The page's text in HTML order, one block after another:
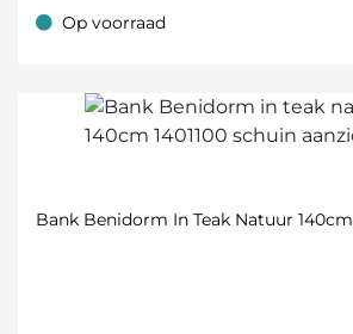
Op voorraad
Op voorraad
Bank Benidorm In Teak Natuur 140cm